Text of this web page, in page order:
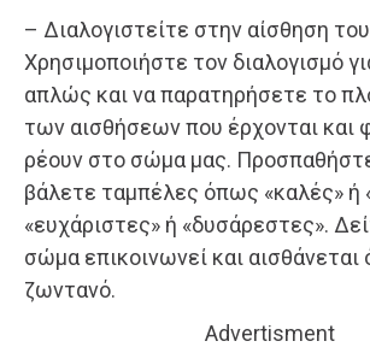
– Διαλογιστείτε στην αίσθηση
Χρησιμοποιήστε τον διαλογισμό
απλώς και να παρατηρήσετε το
των αισθήσεων που έρχονται και
ρέουν στο σώμα μας.
βάλετε ταμπέλες όπως «καλές» ή
«ευχάριστες» ή «δυσάρεστες».
σώμα επικοινωνεί και αισθάνεται
ζωντανό.
Advertisment